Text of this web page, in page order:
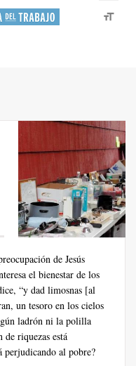
de Jesús
el bienestar de los
“y dad limosnas [al
un tesoro en los cielos
ladrón ni la polilla
riquezas está
perjudicando al pobre?